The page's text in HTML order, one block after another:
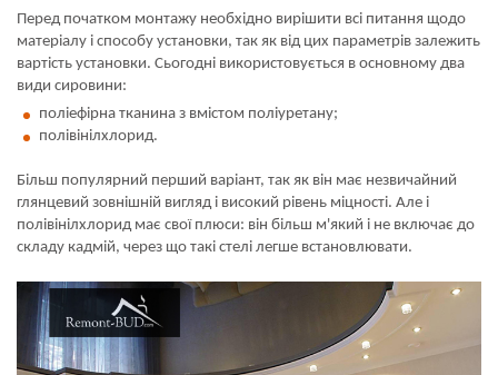
Перед початком монтажу необхідно вирішити всі питання щодо
матеріалу і способу установки, так як від цих параметрів залежить
вартість установки. Сьогодні використовується в основному два
види сировини:
поліефірна тканина з вмістом поліуретану;
полівінілхлорид.
Більш популярний перший варіант, так як він має незвичайний
глянцевий зовнішній вигляд і високий рівень міцності. Але і
полівінілхлорид має свої плюси: він більш м'який і не включає до
складу кадмій, через що такі стелі легше встановлювати.